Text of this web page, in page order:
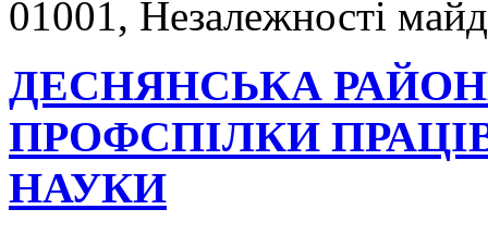
01001, Незалежності
ДЕСНЯНСЬКА
ПРОФСПІЛКИ
НАУКИ